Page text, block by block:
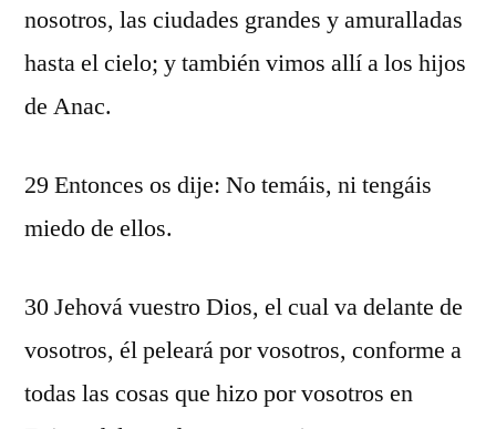
nosotros, las ciudades grandes y amuralladas
hasta el cielo; y también vimos allí a los hijos
de Anac.
29 Entonces os dije: No temáis, ni tengáis
miedo de ellos.
30 Jehová vuestro Dios, el cual va delante de
vosotros, él peleará por vosotros, conforme a
todas las cosas que hizo por vosotros en